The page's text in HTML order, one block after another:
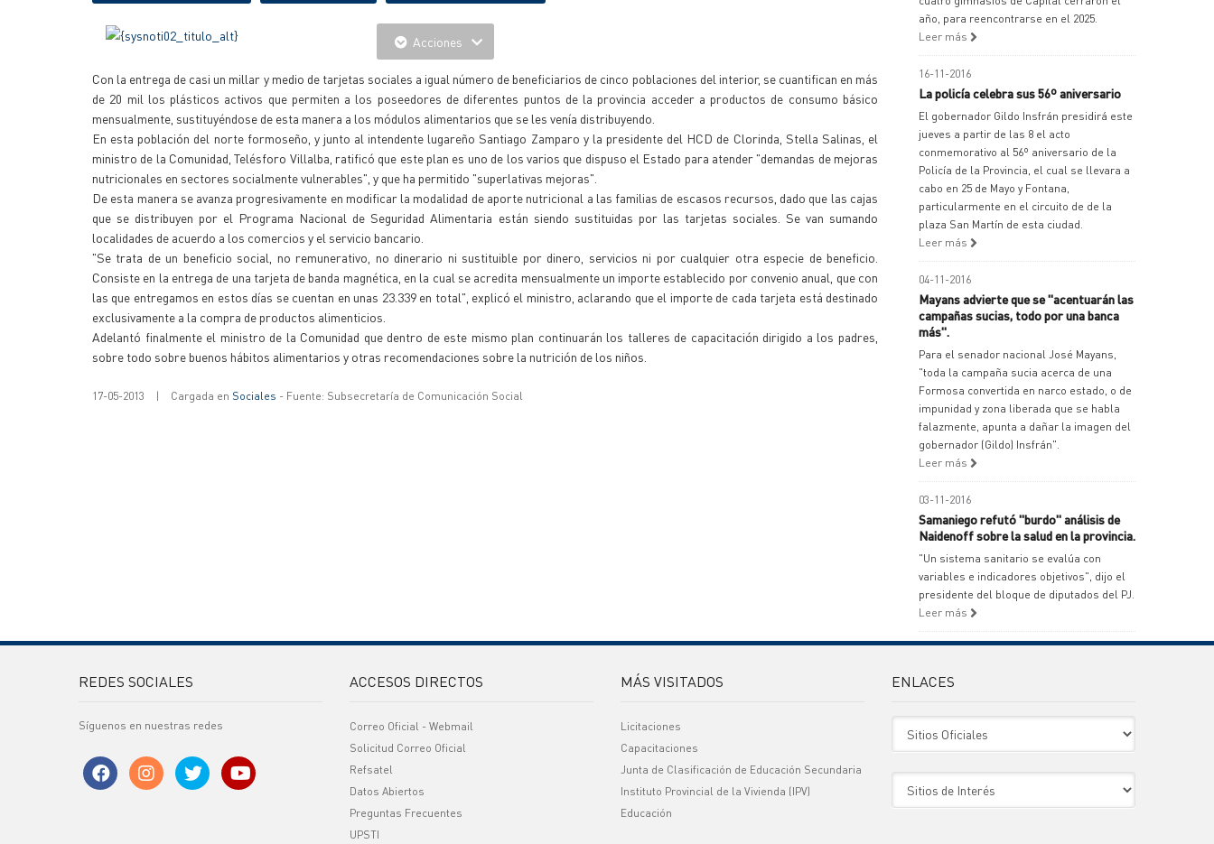
Acciones
Con la entrega de casi un millar y medio de tarjetas sociales a igual número de beneficiarios de cinco poblaciones del interior, se cuantifican en más
de 20 mil los plásticos activos que permiten a los poseedores de diferentes puntos de la provincia acceder a productos de consumo básico
mensualmente, sustituyéndose de esta manera a los módulos alimentarios que se les venía distribuyendo.
En esta población del norte formoseño, y junto al intendente lugareño Santiago Zamparo y la presidente del HCD de Clorinda, Stella Salinas, el
ministro de la Comunidad, Telésforo Villalba, ratificó que este plan es uno de los varios que dispuso el Estado para atender "demandas de mejoras
nutricionales en sectores socialmente vulnerables", y que ha permitido "superlativas mejoras".
De esta manera se avanza progresivamente en modificar la modalidad de aporte nutricional a las familias de escasos recursos, dado que las cajas
que se distribuyen por el Programa Nacional de Seguridad Alimentaria están siendo sustituidas por las tarjetas sociales. Se van sumando
localidades de acuerdo a los comercios y el servicio bancario.
"Se trata de un beneficio social, no remunerativo, no dinerario ni sustituible por dinero, servicios ni por cualquier otra especie de beneficio.
Consiste en la entrega de una tarjeta de banda magnética, en la cual se acredita mensualmente un importe establecido por convenio anual, que con
las que entregamos en estos días se cuentan en unas 23.339 en total", explicó el ministro, aclarando que el importe de cada tarjeta está destinado
exclusivamente a la compra de productos alimenticios.
Adelantó finalmente el ministro de la Comunidad que dentro de este mismo plan continuarán los talleres de capacitación dirigido a los padres,
sobre todo sobre buenos hábitos alimentarios y otras recomendaciones sobre la nutrición de los niños.
17-05-2013 | Cargada en Sociales - Fuente: Subsecretaría de Comunicación Social
año, para reencontrarse en el 2025.
Leer más
16-11-2016
La policía celebra sus 56º aniversario
El gobernador Gildo Insfrán presidirá este
jueves a partir de las 8 el acto
conmemorativo al 56º aniversario de la
Policía de la Provincia, el cual se llevara a
cabo en 25 de Mayo y Fontana,
particularmente en el circuito de de la
plaza San Martín de esta ciudad.
Leer más
04-11-2016
Mayans advierte que se "acentuarán las
campañas sucias, todo por una banca
más".
Para el senador nacional José Mayans,
"toda la campaña sucia acerca de una
Formosa convertida en narco estado, o de
impunidad y zona liberada que se habla
falazmente, apunta a dañar la imagen del
gobernador (Gildo) Insfrán".
Leer más
03-11-2016
Samaniego refutó "burdo" análisis de
Naidenoff sobre la salud en la provincia.
"Un sistema sanitario se evalúa con
variables e indicadores objetivos", dijo el
presidente del bloque de diputados del PJ.
Leer más
REDES SOCIALES
Síguenos en nuestras redes
ACCESOS DIRECTOS
Correo Oficial - Webmail
Solicitud Correo Oficial
Refsatel
Datos Abiertos
Preguntas Frecuentes
UPSTI
MÁS VISITADOS
Licitaciones
Capacitaciones
Junta de Clasificación de Educación Secundaria
Instituto Provincial de la Vivienda (IPV)
Educación
ENLACES